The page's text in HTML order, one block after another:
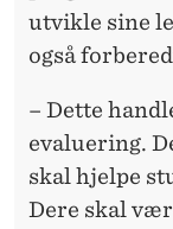
utvikle sine
også
– Dette
evaluering.
skal hjelpe
Dere skal